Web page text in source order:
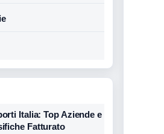
Italia: Top Aziende e
Fatturato